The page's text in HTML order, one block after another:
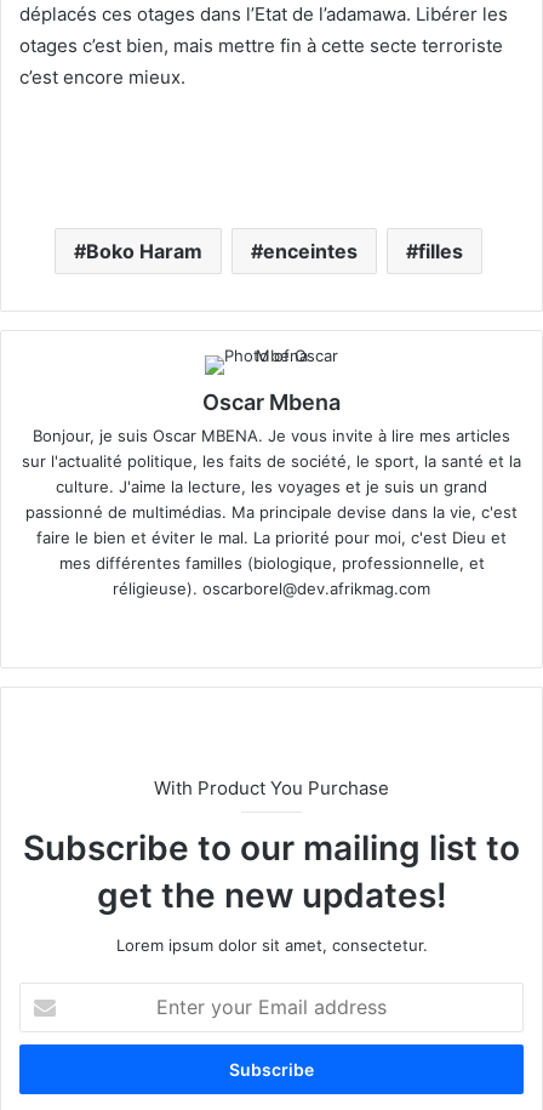
déplacés ces otages dans l’Etat de l’adamawa. Libérer les
otages c’est bien, mais mettre fin à cette secte terroriste
c’est encore mieux.
Boko Haram enceintes filles
Oscar Mbena
Bonjour, je suis Oscar MBENA. Je vous invite à lire mes articles
sur l'actualité politique, les faits de société, le sport, la santé et la
culture. J'aime la lecture, les voyages et je suis un grand
passionné de multimédias. Ma principale devise dans la vie, c'est
faire le bien et éviter le mal. La priorité pour moi, c'est Dieu et
mes différentes familles (biologique, professionnelle, et
réligieuse). oscarborel@dev.afrikmag.com
te
With Product You Purchase
Subscribe to our mailing list to
get the new updates!
Lorem ipsum dolor sit amet, consectetur.
t
r